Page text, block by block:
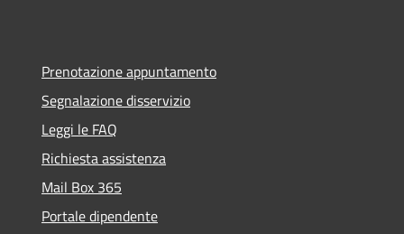
Prenotazione appuntamento
Segnalazione disservizio
Leggi le FAQ
Richiesta assistenza
Mail Box 365
Portale dipendente